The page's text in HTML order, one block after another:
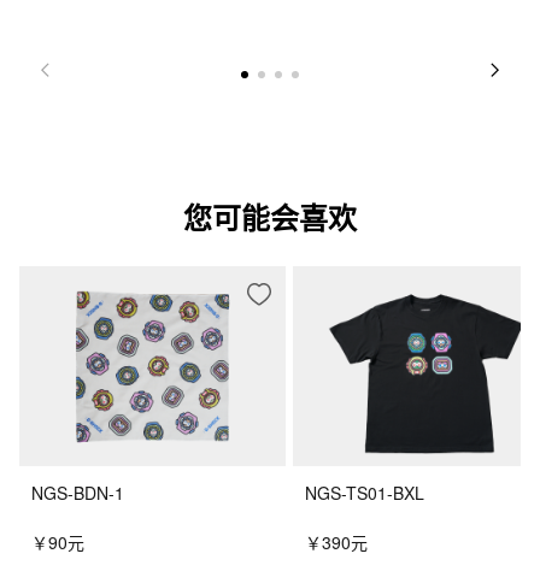
您可能会喜欢
NGS-BDN-1
￥90元
NGS-TS01-BXL
￥390元